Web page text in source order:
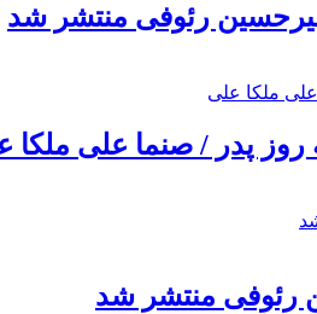
رئوفی منتشر شد
روز پدر / صنما علی ملکا
رئوفی منتشر شد